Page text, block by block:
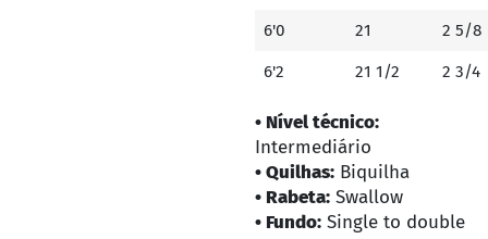
6'0 21 2 5/8
6'2 21 1/2 2 3/4
• Nível técnico:
Intermediário
• Quilhas: Biquilha
• Rabeta: Swallow
• Fundo: Single to double